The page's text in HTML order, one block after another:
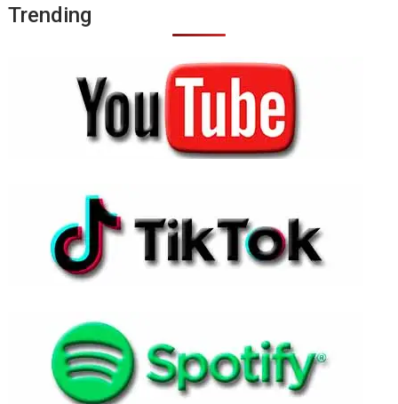
Trending